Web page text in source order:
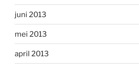
juni 2013
mei 2013
april 2013